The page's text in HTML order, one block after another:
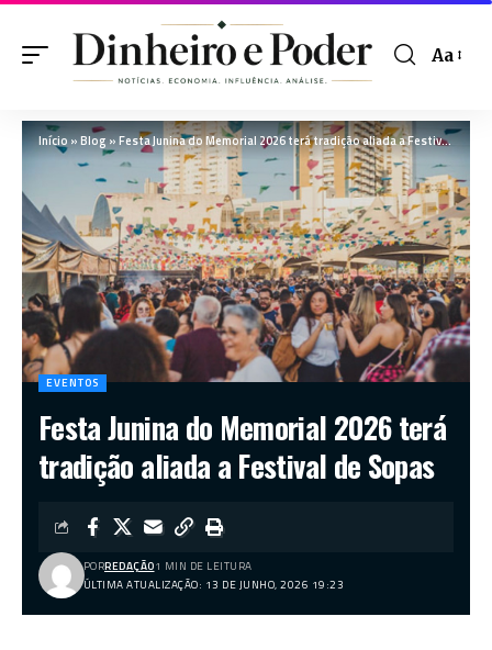
Aa
Início»Blog»Festa Junina do Memorial 2026 terá tradição aliada a Festival de Sopas
EVENTOS
Festa Junina do Memorial 2026 terá
tradição aliada a Festival de Sopas
ÚLTIMA ATUALIZAÇÃO: 13 DE JUNHO, 2026 19:23
PORREDAÇÃO1 MIN DE LEITURA